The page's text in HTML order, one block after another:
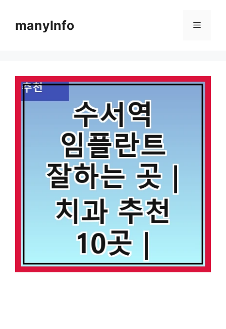
manyInfo 메